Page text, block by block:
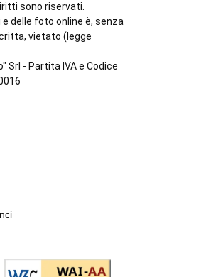
sono riservati.
delle foto online è, senza
vietato (legge
Srl - Partita IVA e Codice